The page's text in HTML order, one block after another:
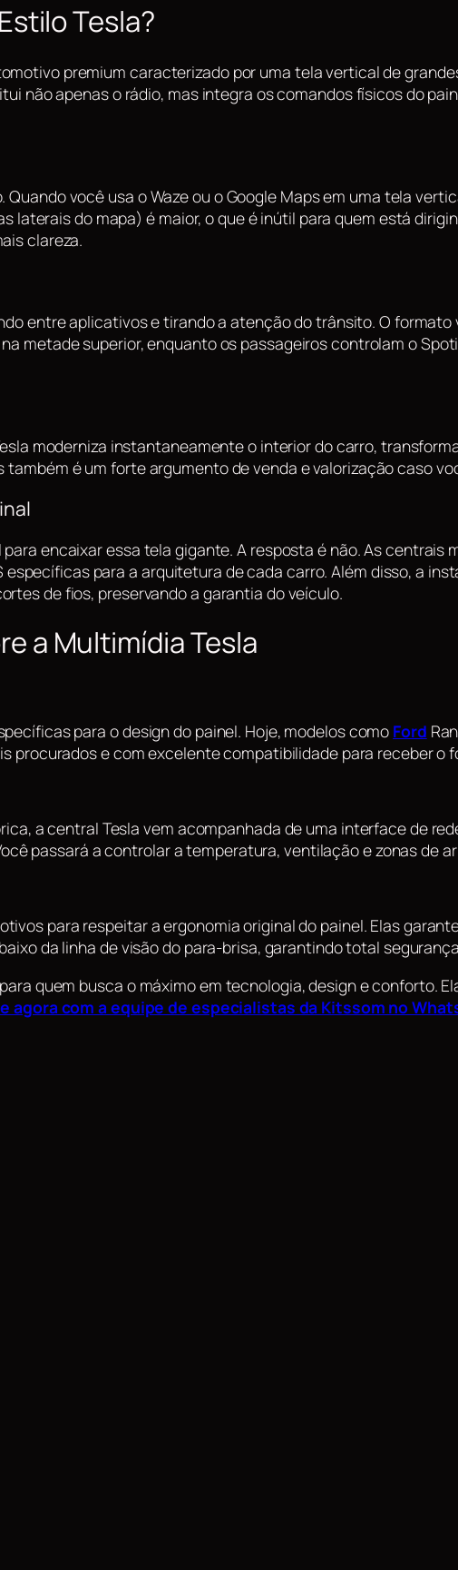
Tesla?
premium caracterizado por uma tela vertical de
não apenas o rádio, mas integra os comandos físicos do
você usa o Waze ou o Google Maps em uma tela
laterais do mapa) é maior, o que é inútil para quem está
clareza.
entre aplicativos e tirando a atenção do trânsito. O
metade superior, enquanto os passageiros controlam o
moderniza instantaneamente o interior do carro,
é um forte argumento de venda e valorização caso
encaixar essa tela gigante. A resposta é não. As centrais
para a arquitetura de cada carro. Além disso, a
de fios, preservando a garantia do veículo.
a Multimídia Tesla
para o design do painel. Hoje, modelos como Ford
procurados e com excelente compatibilidade para receber o
a central Tesla vem acompanhada de uma interface de
passará a controlar a temperatura, ventilação e zonas de
para respeitar a ergonomia original do painel. Elas
da linha de visão do para-brisa, garantindo total
quem busca o máximo em tecnologia, design e conforto.
agora com a equipe de especialistas da Kitssom no